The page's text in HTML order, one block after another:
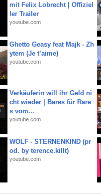
mit Felix Lobrecht | Offiziel
ler Trailer
youtube.com
Ghetto Geasy feat Majk - Zh
ytem (Je t’aime)
youtube.com
Verkäuferin will ihr Geld ni
cht wieder | Bares für Rare
s vom...
youtube.com
WOLF - STERNENKIND (pr
od. by terence.killt)
youtube.com